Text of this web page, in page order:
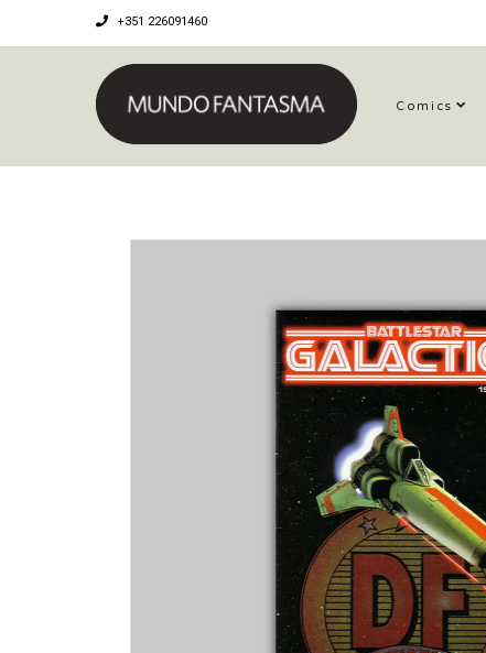
+351 226091460
Comics